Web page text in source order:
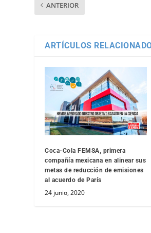
ANTERIOR
ARTÍCULOS
Coca-Cola FEMSA, primera
compañía mexicana en alinear sus
metas de reducción de emisiones
al acuerdo de París
24 junio, 2020